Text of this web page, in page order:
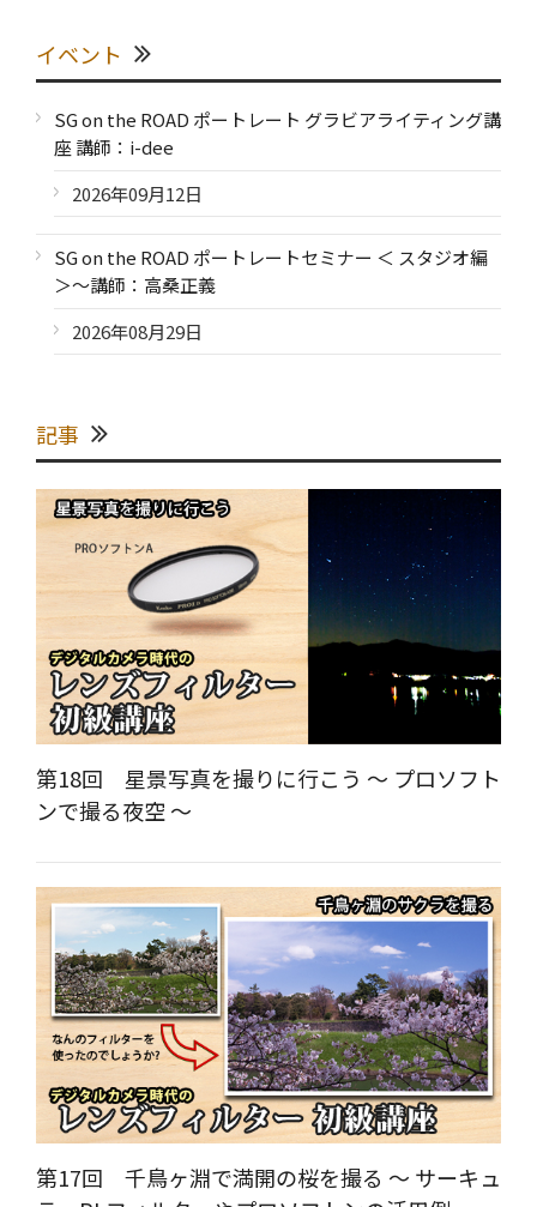
イベント
SG on the ROAD ポートレート グラビアライティング講
座 講師：i-dee
2026年09月12日
SG on the ROAD ポートレートセミナー ＜ スタジオ編
＞～講師：高桑正義
2026年08月29日
記事
第18回 星景写真を撮りに行こう ～ プロソフト
ンで撮る夜空 ～
第17回 千鳥ヶ淵で満開の桜を撮る ～ サーキュ